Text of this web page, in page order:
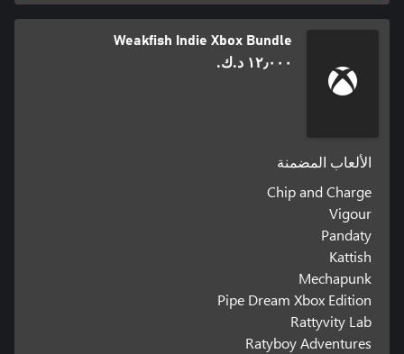
Weakfish Indie Xbox Bundle
١٢٫٠٠٠ د.ك.‏
الألعاب المضمنة
Chip and Charge
Vigour
Pandaty
Kattish
Mechapunk
Pipe Dream Xbox Edition
Rattyvity Lab
Ratyboy Adventures